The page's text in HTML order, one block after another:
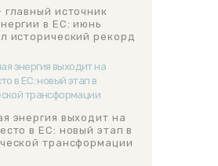
источник
в ЕС: июнь
исторический рекорд
энергия выходит на
в ЕС: новый этап в
трансформации